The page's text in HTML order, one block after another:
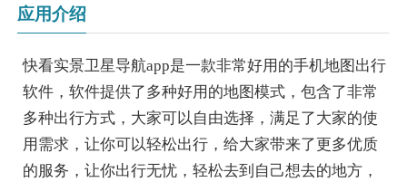
应用介绍
快看实景卫星导航app是一款非常好用的手机地图出行
软件，软件提供了多种好用的地图模式，包含了非常
多种出行方式，大家可以自由选择，满足了大家的使
用需求，让你可以轻松出行，给大家带来了更多优质
的服务，让你出行无忧，轻松去到自己想去的地方，